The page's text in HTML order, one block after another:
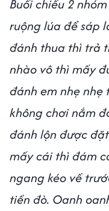
Buổi chiều 2
ruộng lúa để sáp
đánh thua thì trả
nhào vô thì mấy
đánh em nhẹ nhẹ
không chơi nắm
đánh lộn được
mấy cái thì đám
ngang kéo về
tiền đò. Oanh